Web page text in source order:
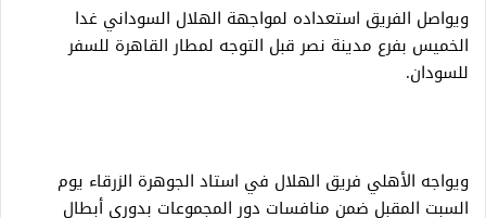
ويواصل الفريق استعداده لمواجهة الهلال السوداني غدا
الخميس بفرع مدينة نصر قبل التوجه لمطار القاهرة للسفر
للسودان.
ويواجه الأهلي فريق الهلال في استاد الجوهرة الزرقاء يوم
السبت المقبل ضمن منافسات دور المجموعات بدوري أبطال